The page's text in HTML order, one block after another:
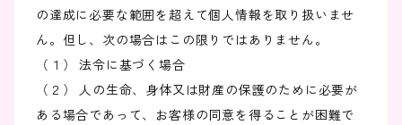
の達成に必要な範囲を超えて個人情報を取り扱いませ
ん。但し、次の場合はこの限りではありません。
（１） 法令に基づく場合
（２） 人の生命、身体又は財産の保護のために必要が
ある場合であって、お客様の同意を得ることが困難で